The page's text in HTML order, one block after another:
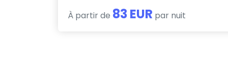
À partir de 83 EUR par nuit